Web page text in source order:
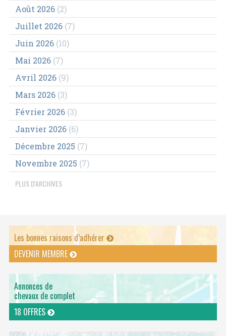
Août 2026(2)
Juillet 2026(7)
Juin 2026(10)
Mai 2026(7)
Avril 2026(9)
Mars 2026(3)
Février 2026(3)
Janvier 2026(6)
Décembre 2025 (7)
Novembre 2025 (7)
PLUS D'ARCHIVES
Les bonnes raisons d’adhérer
DEVENIR MEMBRE
Annonces de
chevaux de complet
18 OFFRES